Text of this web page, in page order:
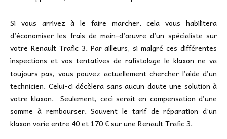
Si vous arrivez à le faire marcher, cela vous habilitera
d’économiser les frais de main-d’œuvre d’un spécialiste sur
votre Renault Trafic 3. Par ailleurs, si malgré ces différentes
inspections et vos tentatives de rafistolage le klaxon ne va
toujours pas, vous pouvez actuellement chercher l’aide d’un
technicien. Celui-ci décèlera sans aucun doute une solution à
votre klaxon. Seulement, ceci serait en compensation d’une
somme à rembourser. Souvent le tarif de réparation d’un
klaxon varie entre 40 et 170 € sur une Renault Trafic 3.